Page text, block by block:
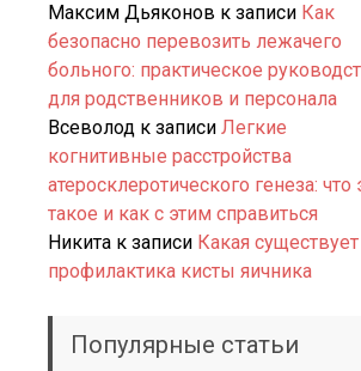
Максим Дьяконов к записи Как
безопасно перевозить лежачего
больного: практическое
для родственников и персонала
Всеволод к записи Легкие
когнитивные расстройства
атеросклеротического генеза: что
такое и как с этим справиться
Никита к записи Какая существует
профилактика кисты яичника
Популярные статьи